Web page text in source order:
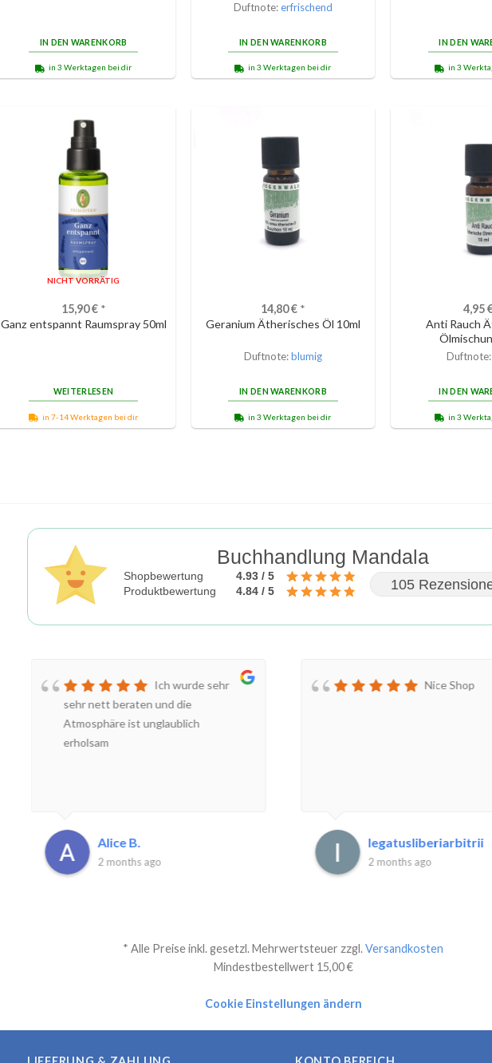
IN DEN WARENKORB
in 3 Werktagen bei dir
Duftnote:erfrischend
IN DEN WARENKORB
in 3 Werktagen bei dir
IN DEN
in 3
NICHT VORRÄTIG
15,90€*
Ganz entspannt Raumspray 50ml
WEITERLESEN
in 7-14 Werktagen bei dir
14,80€*
Geranium Ätherisches Öl 10ml
Duftnote:blumig
IN DEN WARENKORB
in 3 Werktagen bei dir
4,95
Anti Rauch
IN DEN
in 3
Buchhandlung Mandala
Shopbewertung
4.93 / 5
Produktbewertung
4.84 / 5 105
Ich wurde sehr
sehr nett beraten und die
Atmosphäre ist unglaublich
erholsam
Alice B.
2 months ago
Nice Shop
legatusliberiarbitrii
2 months ago
* Alle Preise inkl. gesetzl. Mehrwertsteuer zzgl.Versandkosten
Mindestbestellwert 15,00 €
Cookie Einstellungen ändern